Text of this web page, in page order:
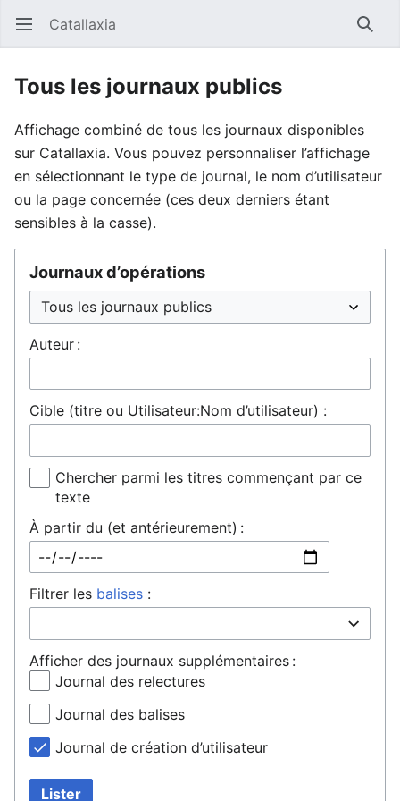
Ouvrir le menu principal Catallaxia
Tous les journaux publics
Affichage combiné de tous les journaux disponibles
sur Catallaxia. Vous pouvez personnaliser l’affichage
en sélectionnant le type de journal, le nom d’utilisateur
ou la page concernée (ces deux derniers étant
sensibles à la casse).
Journaux d’opérations
Auteur :
Cible (titre ou Utilisateur:Nom d’utilisateur) :
Chercher parmi les titres commençant par ce
texte
À partir du (et antérieurement) :
Filtrer les balises :
Afficher des journaux supplémentaires :
Journal des relectures
Journal des balises
Journal de création d’utilisateur
Lister